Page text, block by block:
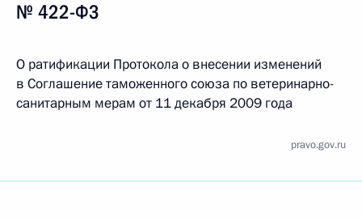
№ 422-ФЗ
О ратификации Протокола о внесении изменений
в Соглашение таможенного союза по ветеринарно-
санитарным мерам от 11 декабря 2009 года
pravo.gov.ru